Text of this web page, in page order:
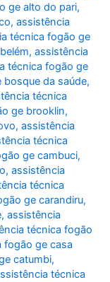
ge alto do pari,
,assistência
técnica fogão ge
,assistência
técnica fogão ge
da saúde,
técnica
ge brooklin,
,assistência
técnica
ge cambuci,
,assistência
técnica
ge carandiru,
,assistência
técnica fogão
fogão ge casa
catumbi,
técnica